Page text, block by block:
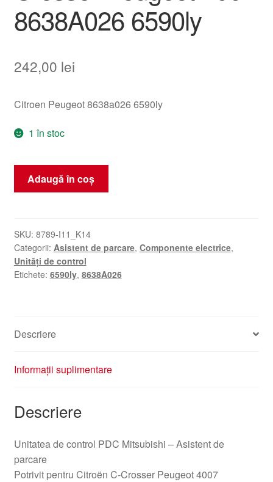
8638A026 6590ly
242,00 lei
Citroen Peugeot 8638a026 6590ly
1 în stoc
Cantitate
Unitate
Citroën
C-
Crosser
Peugeot
Adaugă în coș
SKU: 8789-I11_K14
Categorii: Asistent de parcare, Componente electrice,
Unități de control
Etichete: 6590ly, 8638A026
Descriere
Informații suplimentare
Descriere
Unitatea de control PDC Mitsubishi – Asistent de
parcare
Potrivit pentru Citroën C-Crosser Peugeot 4007